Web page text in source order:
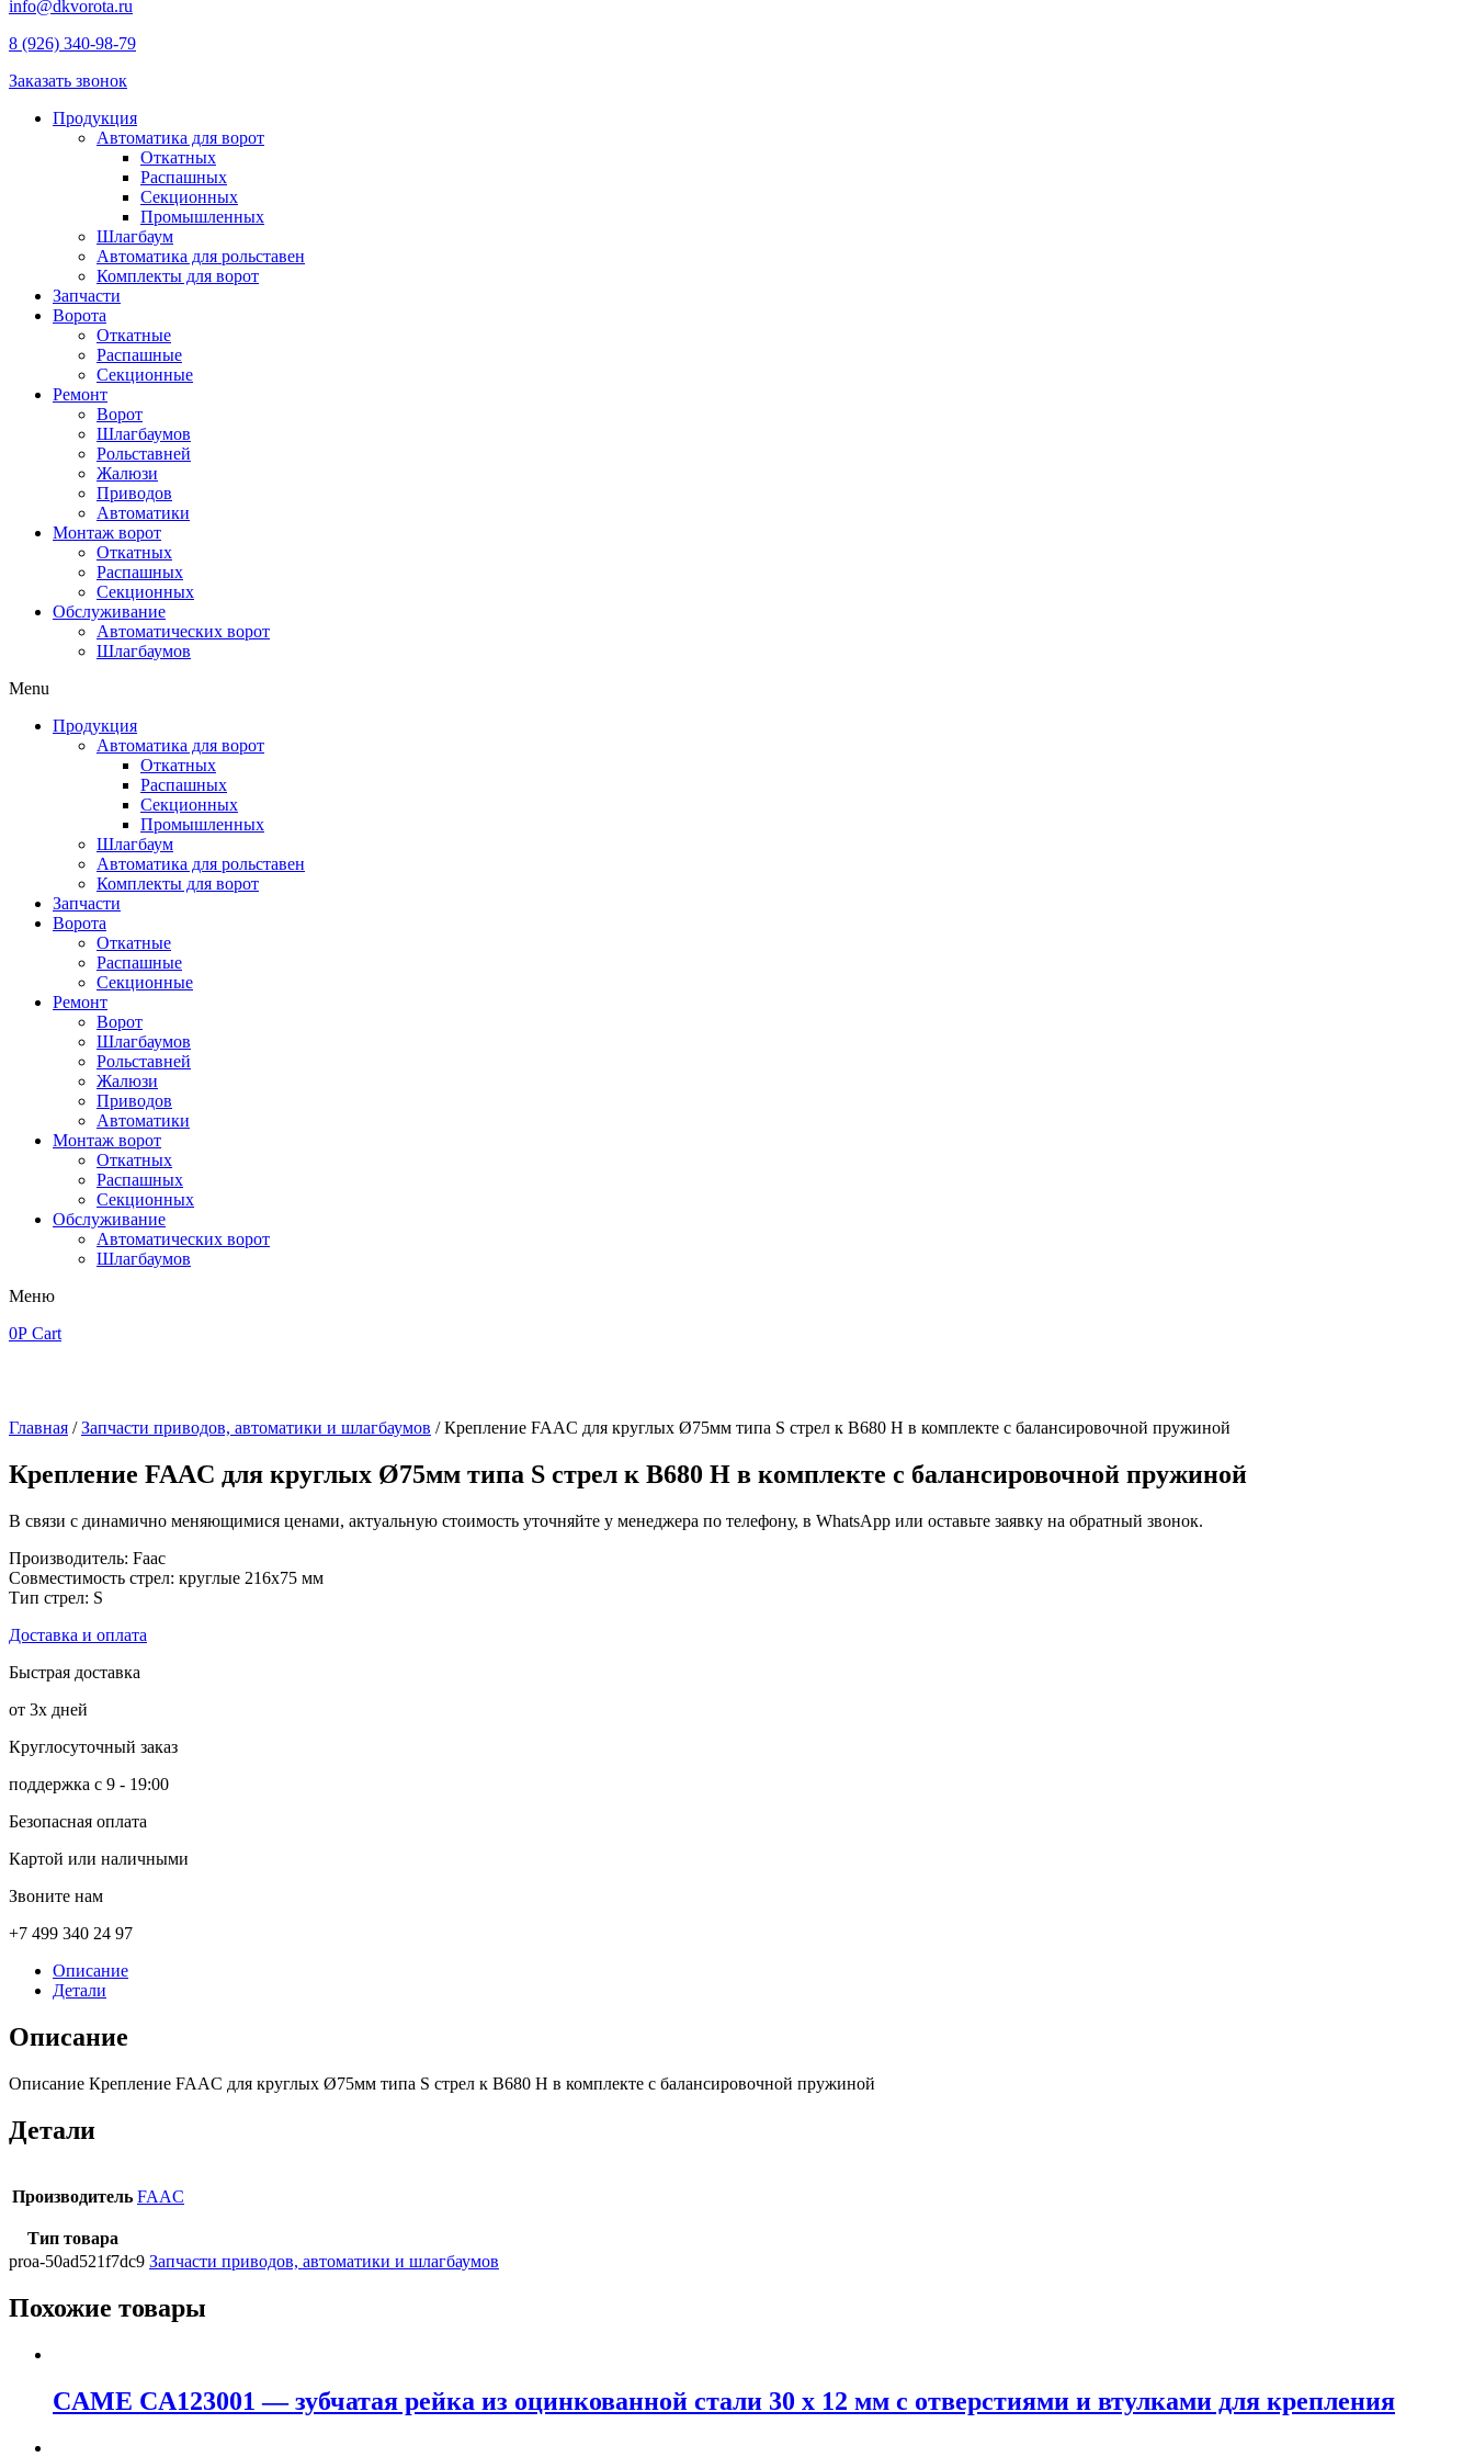
info@dkvorota.ru
8 (926) 340-98-79
Заказать звонок
Продукция
Автоматика для ворот
Откатных
Распашных
Секционных
Промышленных
Шлагбаум
Автоматика для рольставен
Комплекты для ворот
Запчасти
Ворота
Откатные
Распашные
Секционные
Ремонт
Ворот
Шлагбаумов
Рольставней
Жалюзи
Приводов
Автоматики
Монтаж ворот
Откатных
Распашных
Секционных
Обслуживание
Автоматических ворот
Шлагбаумов
Menu
Продукция
Автоматика для ворот
Откатных
Распашных
Секционных
Промышленных
Шлагбаум
Автоматика для рольставен
Комплекты для ворот
Запчасти
Ворота
Откатные
Распашные
Секционные
Ремонт
Ворот
Шлагбаумов
Рольставней
Жалюзи
Приводов
Автоматики
Монтаж ворот
Откатных
Распашных
Секционных
Обслуживание
Автоматических ворот
Шлагбаумов
Меню
0Р Cart
Главная /Запчасти приводов, автоматики и шлагбаумов / Крепление FAAC для круглых Ø75мм типа S стрел к B680 H в комплекте с балансировочной пружиной
Крепление FAAC для круглых Ø75мм типа S стрел к B680 H в комплекте с балансировочной пружиной
В связи с динамично меняющимися ценами, актуальную стоимость уточняйте у менеджера по телефону, в WhatsApp или оставьте заявку на обратный звонок.
Производитель: Faac
Совместимость стрел: круглые 216х75 мм
Тип стрел: S
Доставка и оплата
Быстрая доставка
от 3х дней
Круглосуточный заказ
поддержка с 9 - 19:00
Безопасная оплата
Картой или наличными
Звоните нам
+7 499 340 24 97
Описание
Детали
Описание
Описание Крепление FAAC для круглых Ø75мм типа S стрел к B680 H в комплекте с балансировочной пружиной
Детали
Производитель FAAC
Тип товара
proa-50ad521f7dc9 Запчасти приводов, автоматики и шлагбаумов
Похожие товары
CAME CA123001 — зубчатая рейка из оцинкованной стали 30 x 12 мм с отверстиями и втулками для крепления